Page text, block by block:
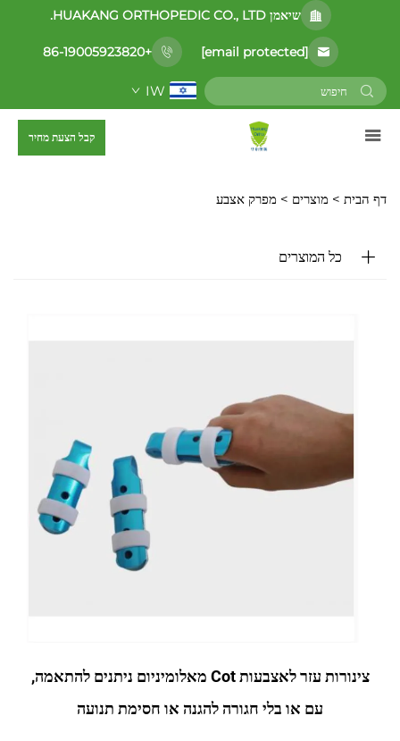
שיאמן HUAKANG ORTHOPEDIC CO., LTD.
[email protected]
+86-19005923820
IW
קבל הצעת מחיר
דף הבית > מוצרים > מפרק אצבע
כל המוצרים
צינורות עזר לאצבעות Cot מאלומיניום ניתנים להתאמה,
עם או בלי חגורה להגנה או חסימת תנועה